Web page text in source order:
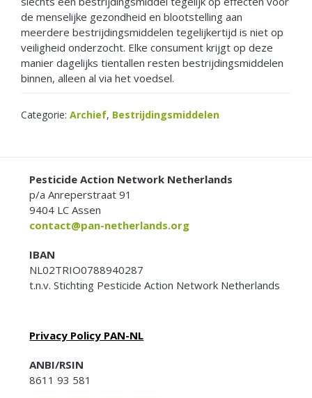
de menselijke gezondheid en blootstelling aan
meerdere bestrijdingsmiddelen tegelijkertijd is niet op
veiligheid onderzocht. Elke consument krijgt op deze
manier dagelijks tientallen resten bestrijdingsmiddelen
binnen, alleen al via het voedsel.
Categorie: Archief, Bestrijdingsmiddelen
FOOTERPesticide Action Network Netherlands
p/a Anreperstraat 91
9404 LC Assen
contact@pan-netherlands.org
IBAN
NL02TRIO0788940287
t.n.v. Stichting Pesticide Action Network Netherlands
Privacy Policy PAN-NL
ANBI/RSIN
8611 93 581